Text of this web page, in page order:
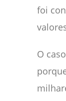
foi
O